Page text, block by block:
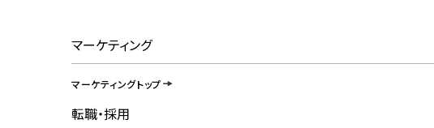
マーケティング
マーケティングトップ
転職・採用